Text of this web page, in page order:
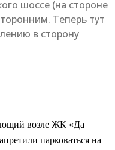
шоссе (на стороне
Теперь тут
в сторону
возле ЖК «Да
парковаться на